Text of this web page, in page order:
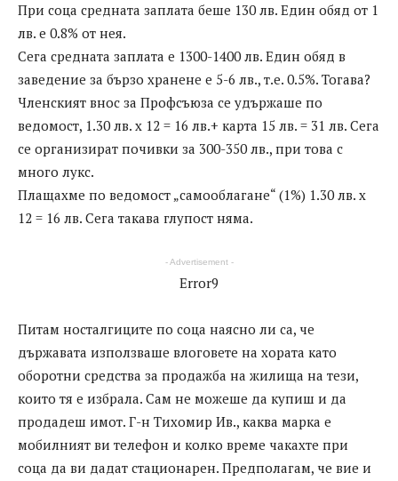
При соца средната заплата беше 130 лв. Един обяд от 1
лв. е 0.8% от нея.
Сега средната заплата е 1300-1400 лв. Един обяд в
заведение за бързо хранене е 5-6 лв., т.е. 0.5%. Тогава?
Членският внос за Профсъюза се удържаше по
ведомост, 1.30 лв. х 12 = 16 лв.+ карта 15 лв. = 31 лв. Сега
се организират почивки за 300-350 лв., при това с
много лукс.
Плащахме по ведомост „самооблагане“ (1%) 1.30 лв. х
12 = 16 лв. Сега такава глупост няма.
- Advertisement -
Error9
Питам носталгиците по соца наясно ли са, че
държавата използваше влоговете на хората като
оборотни средства за продажба на жилища на тези,
които тя е избрала. Сам не можеше да купиш и да
продадеш имот. Г-н Тихомир Ив., каква марка е
мобилният ви телефон и колко време чакахте при
соца да ви дадат стационарен. Предполагам, че вие и